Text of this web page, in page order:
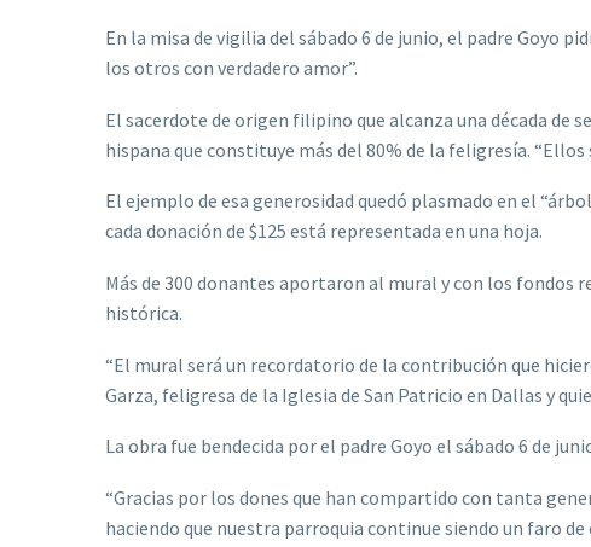
En la misa de vigilia del sábado 6 de junio, el padre Goyo
los otros con verdadero amor”.
El sacerdote de origen filipino que alcanza una década de
hispana que constituye más del 80% de la feligresía.
El ejemplo de esa generosidad quedó plasmado en el
cada donación de $125 está representada en una hoja.
Más de 300 donantes aportaron al mural y con los
histórica.
“El mural será un recordatorio de la contribución que
Garza, feligresa de la Iglesia de San Patricio en Dallas y
La obra fue bendecida por el padre Goyo el sábado 6 de
“Gracias por los dones que han compartido con tanta
haciendo que nuestra parroquia continue siendo un faro de